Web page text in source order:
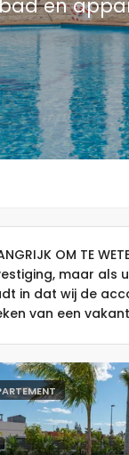
en
OM TE
maar als
in dat wij de
van een